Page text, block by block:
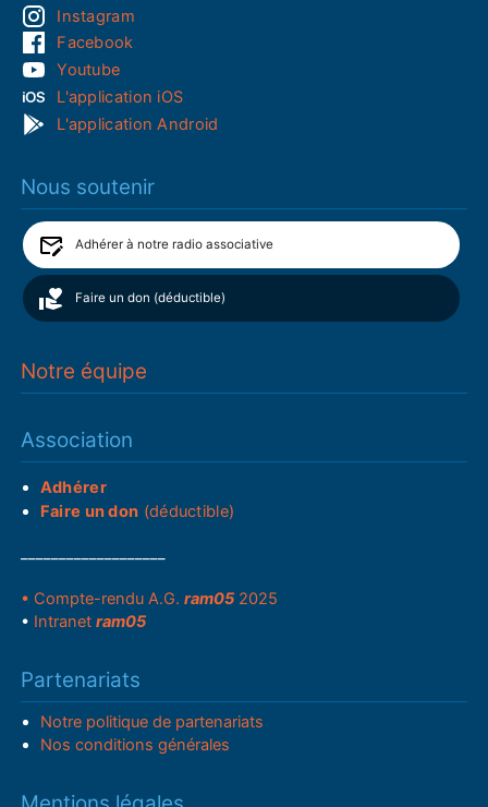
Instagram
Facebook
Youtube
L'application iOS
L'application Android
Nous soutenir
Adhérer à notre radio associative
Faire un don (déductible)
Notre équipe
Association
Adhérer
Faire un don (déductible)
• Compte-rendu A.G.ram05 2025
• Intranetram05
Partenariats
Notre politique de partenariats
Nos conditions générales